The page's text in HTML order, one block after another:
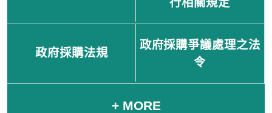
政府採購法規
政府採購爭議處理之法
令
+ MORE